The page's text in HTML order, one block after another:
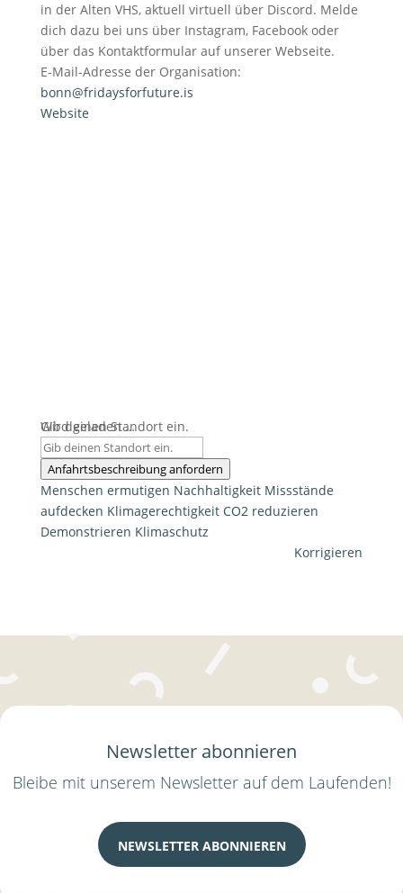
in der Alten VHS, aktuell virtuell über Discord. Melde
dich dazu bei uns über Instagram, Facebook oder
über das Kontaktformular auf unserer Webseite.
E-Mail-Adresse der Organisation:
bonn@fridaysforfuture.is
Website
Wird geladen …
Gib deinen Standort ein.
Anfahrtsbeschreibung anfordern
Menschen ermutigen Nachhaltigkeit Missstände
aufdecken Klimagerechtigkeit CO2 reduzieren
Demonstrieren Klimaschutz
Korrigieren
Newsletter abonnieren
Bleibe mit unserem Newsletter auf dem Laufenden!
NEWSLETTER ABONNIEREN